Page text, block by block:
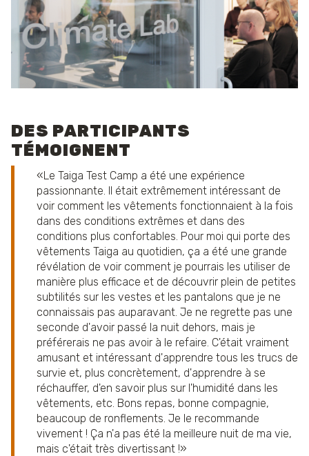
DES PARTICIPANTS
TÉMOIGNENT
Le Taiga Test Camp a été une expérience
passionnante. Il était extrêmement intéressant de
voir comment les vêtements fonctionnaient à la fois
dans des conditions extrêmes et dans des
conditions plus confortables. Pour moi qui porte des
vêtements Taiga au quotidien, ça a été une grande
révélation de voir comment je pourrais les utiliser de
manière plus efficace et de découvrir plein de petites
subtilités sur les vestes et les pantalons que je ne
connaissais pas auparavant. Je ne regrette pas une
seconde d'avoir passé la nuit dehors, mais je
préférerais ne pas avoir à le refaire. C'était vraiment
amusant et intéressant d'apprendre tous les trucs de
survie et, plus concrètement, d'apprendre à se
réchauffer, d'en savoir plus sur l'humidité dans les
vêtements, etc. Bons repas, bonne compagnie,
beaucoup de ronflements. Je le recommande
vivement ! Ça n'a pas été la meilleure nuit de ma vie,
mais c'était très divertissant !